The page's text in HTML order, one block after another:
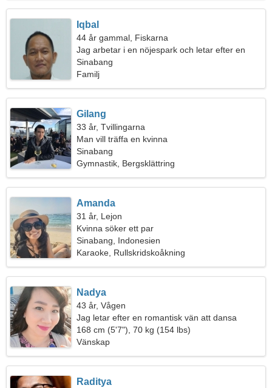
Iqbal
44 år gammal, Fiskarna
Jag arbetar i en nöjespark och letar efter en
attraktiv kvinna
Sinabang
Familj
Gilang
33 år, Tvillingarna
Man vill träffa en kvinna
Sinabang
Gymnastik, Bergsklättring
Amanda
31 år, Lejon
Kvinna söker ett par
Sinabang, Indonesien
Karaoke, Rullskridskoåkning
Nadya
43 år, Vågen
Jag letar efter en romantisk vän att dansa
tillsammans
168 cm (5'7"), 70 kg (154 lbs)
Vänskap
Raditya